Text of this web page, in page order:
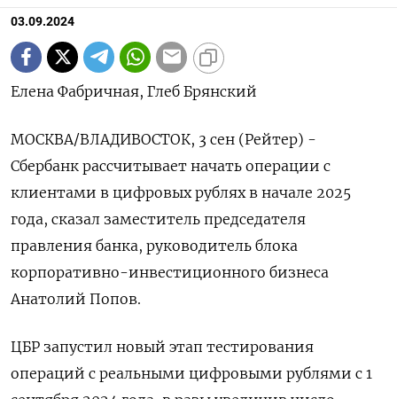
03.09.2024
Елена Фабричная, Глеб Брянский
МОСКВА/ВЛАДИВОСТОК, 3 сен (Рейтер) -
Сбербанк рассчитывает начать операции с
клиентами в цифровых рублях в начале 2025
года, сказал заместитель председателя
правления банка, руководитель блока
корпоративно-инвестиционного бизнеса
Анатолий Попов.
ЦБР запустил новый этап тестирования
операций с реальными цифровыми рублями с 1